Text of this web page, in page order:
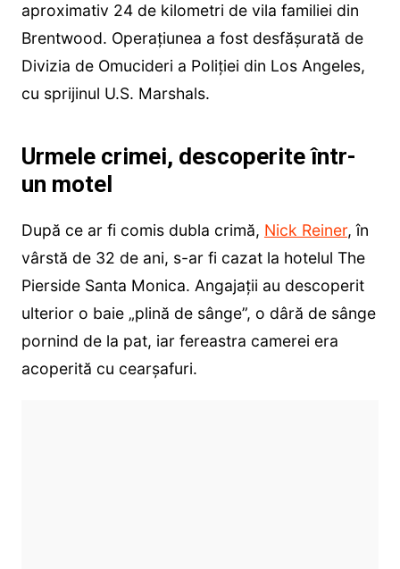
aproximativ 24 de kilometri de vila familiei din
Brentwood. Operațiunea a fost desfășurată de
Divizia de Omucideri a Poliției din Los Angeles,
cu sprijinul U.S. Marshals.
Urmele crimei, descoperite într-
un motel
După ce ar fi comis dubla crimă, Nick Reiner, în
vârstă de 32 de ani, s-ar fi cazat la hotelul The
Pierside Santa Monica. Angajații au descoperit
ulterior o baie „plină de sânge”, o dâră de sânge
pornind de la pat, iar fereastra camerei era
acoperită cu cearșafuri.